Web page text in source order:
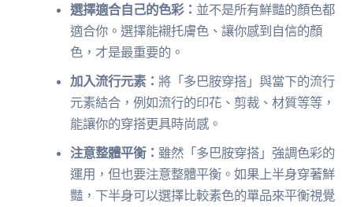
選擇適合自己的色彩： 並不是所有鮮豔的顏色都
適合你。選擇能襯托膚色、讓你感到自信的顏
色，才是最重要的。
加入流行元素：將「多巴胺穿搭」與當下的流行
元素結合，例如流行的印花、剪裁、材質等等，
能讓你的穿搭更具時尚感。
注意整體平衡： 雖然「多巴胺穿搭」強調色彩的
運用，但也要注意整體平衡。如果上半身穿著鮮
豔，下半身可以選擇比較素色的單品來平衡視覺